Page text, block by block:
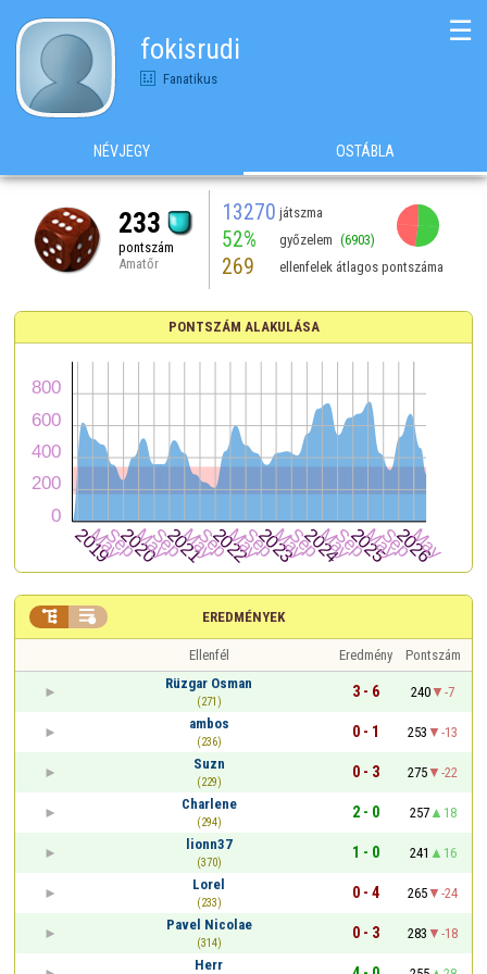
fokisrudi
Fanatikus
☰
NÉVJEGY OSTÁBLA
233
pontszám
Amatőr
13270 játszma
52% győzelem (6903)
269 ellenfelek átlagos pontszáma
PONTSZÁM ALAKULÁSA
EREDMÉNYEK
 
Ellenfél Eredmény
Pontszám
Rüzgar Osman
(271)
3 - 6 240
-7
ambos
(236)
0 - 1 253
-13
Suzn
(229)
0 - 3 275
-22
Charlene
(294)
2 - 0 257
18
lionn37
(370)
1 - 0 241
16
Lorel
(233)
0 - 4 265
-24
Pavel Nicolae
(314)
0 - 3 283
-18
Herr